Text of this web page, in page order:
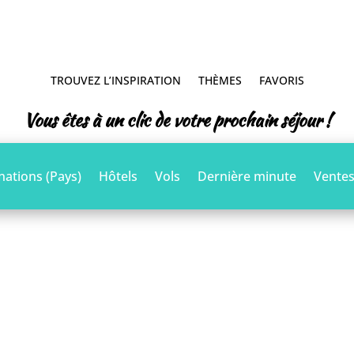
TROUVEZ L’INSPIRATION THÈMES FAVORIS
Vous êtes à un clic de votre prochain séjour !
(Pays) Hôtels Vols Dernière minute